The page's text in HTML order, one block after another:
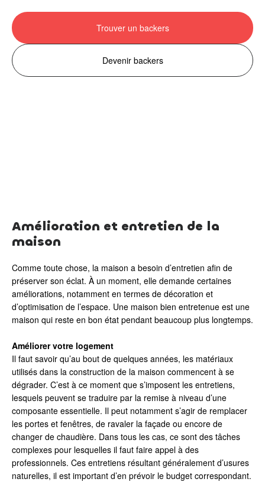
Trouver un backers
Devenir backers
Amélioration et entretien de la
maison
Comme toute chose, la maison a besoin d’entretien afin de
préserver son éclat. À un moment, elle demande certaines
améliorations, notamment en termes de décoration et
d’optimisation de l’espace. Une maison bien entretenue est une
maison qui reste en bon état pendant beaucoup plus longtemps.
Améliorer votre logement
Il faut savoir qu’au bout de quelques années, les matériaux
utilisés dans la construction de la maison commencent à se
dégrader. C’est à ce moment que s’imposent les entretiens,
lesquels peuvent se traduire par la remise à niveau d’une
composante essentielle. Il peut notamment s’agir de remplacer
les portes et fenêtres, de ravaler la façade ou encore de
changer de chaudière. Dans tous les cas, ce sont des tâches
complexes pour lesquelles il faut faire appel à des
professionnels. Ces entretiens résultant généralement d’usures
naturelles, il est important d’en prévoir le budget correspondant.